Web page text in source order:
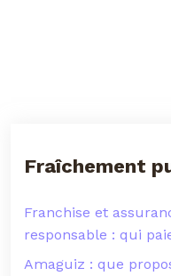
Fraîchement
Franchise et
responsable : qui
Amaguiz : que